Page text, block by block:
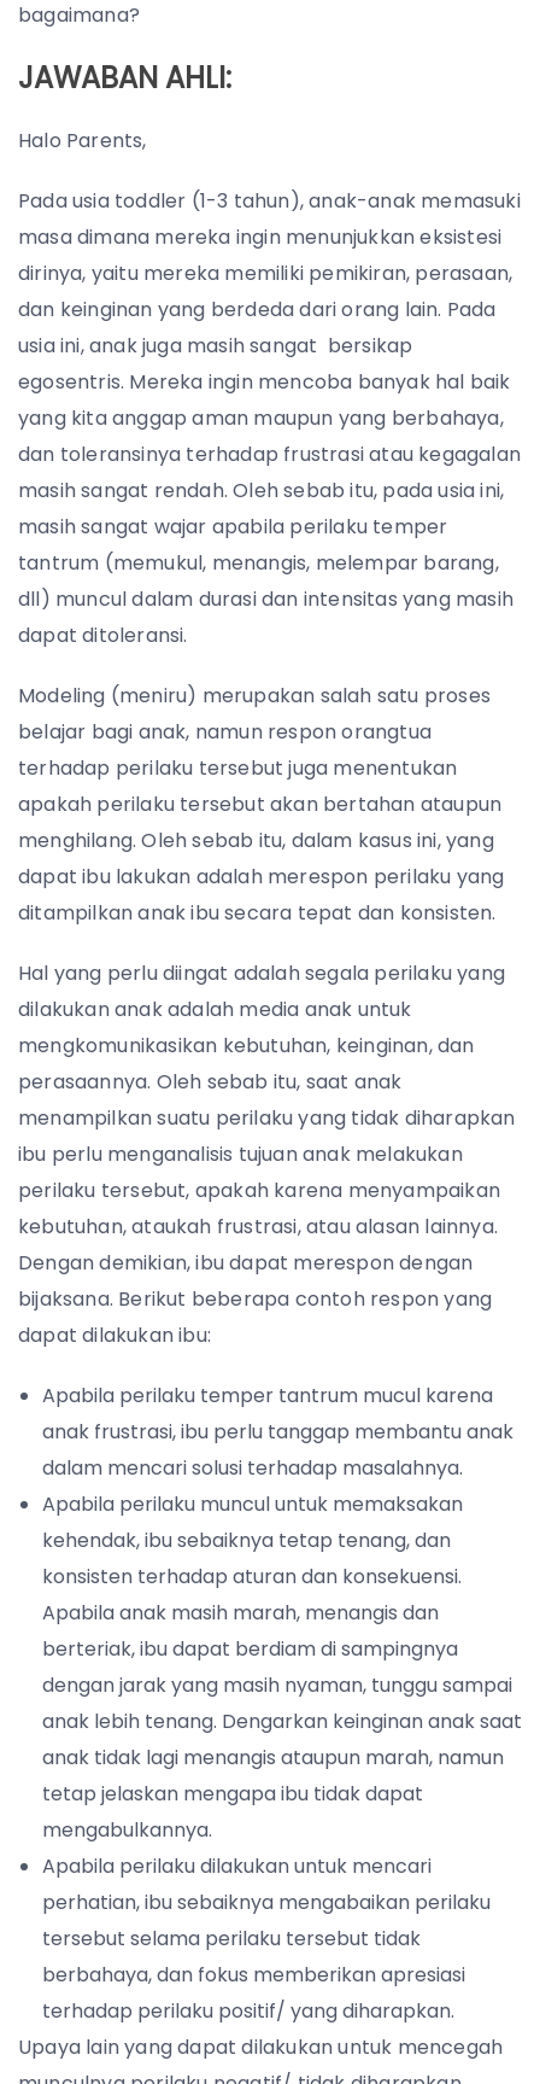
bagaimana?
JAWABAN AHLI:
Halo Parents,
Pada usia toddler (1-3 tahun), anak-anak memasuki
masa dimana mereka ingin menunjukkan eksistesi
dirinya, yaitu mereka memiliki pemikiran, perasaan,
dan keinginan yang berdeda dari orang lain. Pada
usia ini, anak juga masih sangat bersikap
egosentris. Mereka ingin mencoba banyak hal baik
yang kita anggap aman maupun yang berbahaya,
dan toleransinya terhadap frustrasi atau kegagalan
masih sangat rendah. Oleh sebab itu, pada usia ini,
masih sangat wajar apabila perilaku temper
tantrum (memukul, menangis, melempar barang,
dll) muncul dalam durasi dan intensitas yang masih
dapat ditoleransi.
Modeling (meniru) merupakan salah satu proses
belajar bagi anak, namun respon orangtua
terhadap perilaku tersebut juga menentukan
apakah perilaku tersebut akan bertahan ataupun
menghilang. Oleh sebab itu, dalam kasus ini, yang
dapat ibu lakukan adalah merespon perilaku yang
ditampilkan anak ibu secara tepat dan konsisten.
Hal yang perlu diingat adalah segala perilaku yang
dilakukan anak adalah media anak untuk
mengkomunikasikan kebutuhan, keinginan, dan
perasaannya. Oleh sebab itu, saat anak
menampilkan suatu perilaku yang tidak diharapkan
ibu perlu menganalisis tujuan anak melakukan
perilaku tersebut, apakah karena menyampaikan
kebutuhan, ataukah frustrasi, atau alasan lainnya.
Dengan demikian, ibu dapat merespon dengan
bijaksana. Berikut beberapa contoh respon yang
dapat dilakukan ibu:
Apabila perilaku temper tantrum mucul karena
anak frustrasi, ibu perlu tanggap membantu anak
dalam mencari solusi terhadap masalahnya.
Apabila perilaku muncul untuk memaksakan
kehendak, ibu sebaiknya tetap tenang, dan
konsisten terhadap aturan dan konsekuensi.
Apabila anak masih marah, menangis dan
berteriak, ibu dapat berdiam di sampingnya
dengan jarak yang masih nyaman, tunggu sampai
anak lebih tenang. Dengarkan keinginan anak saat
anak tidak lagi menangis ataupun marah, namun
tetap jelaskan mengapa ibu tidak dapat
mengabulkannya.
Apabila perilaku dilakukan untuk mencari
perhatian, ibu sebaiknya mengabaikan perilaku
tersebut selama perilaku tersebut tidak
berbahaya, dan fokus memberikan apresiasi
terhadap perilaku positif/ yang diharapkan.
Upaya lain yang dapat dilakukan untuk mencegah